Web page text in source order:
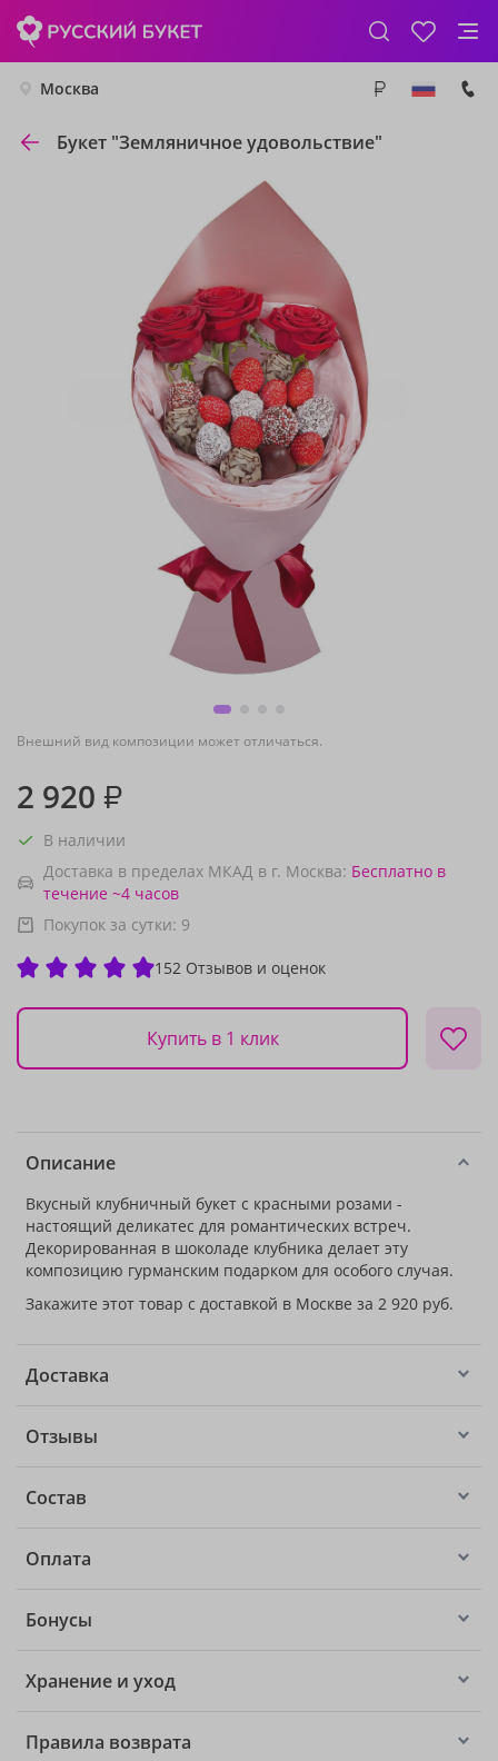
Москва
Букет "Земляничное удовольствие"
Внешний вид композиции может отличаться.
2 920 ₽
В наличии
Доставка в пределах МКАД в г. Москва: Бесплатно в
течение ~4 часов
Покупок за сутки: 9
152 Отзывов и оценок
Купить в 1 клик
Описание
Вкусный клубничный букет с красными розами -
настоящий деликатес для романтических встреч.
Декорированная в шоколаде клубника делает эту
композицию гурманским подарком для особого случая.
Закажите этот товар с доставкой в Москве за 2 920 руб.
Доставка
Отзывы
Состав
Оплата
Бонусы
Хранение и уход
Правила возврата